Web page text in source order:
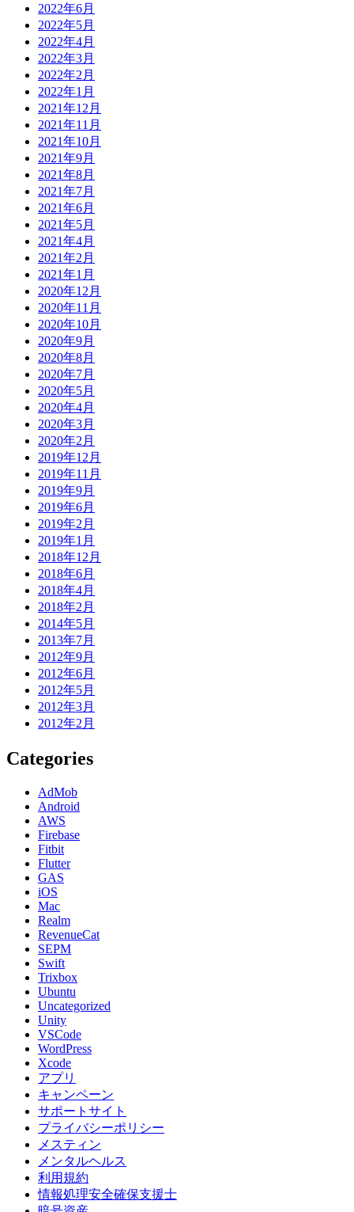
2022年6月
2022年5月
2022年4月
2022年3月
2022年2月
2022年1月
2021年12月
2021年11月
2021年10月
2021年9月
2021年8月
2021年7月
2021年6月
2021年5月
2021年4月
2021年2月
2021年1月
2020年12月
2020年11月
2020年10月
2020年9月
2020年8月
2020年7月
2020年5月
2020年4月
2020年3月
2020年2月
2019年12月
2019年11月
2019年9月
2019年6月
2019年2月
2019年1月
2018年12月
2018年6月
2018年4月
2018年2月
2014年5月
2013年7月
2012年9月
2012年6月
2012年5月
2012年3月
2012年2月
Categories
AdMob
Android
AWS
Firebase
Fitbit
Flutter
GAS
iOS
Mac
Realm
RevenueCat
SEPM
Swift
Trixbox
Ubuntu
Uncategorized
Unity
VSCode
WordPress
Xcode
アプリ
キャンペーン
サポートサイト
プライバシーポリシー
メスティン
メンタルヘルス
利用規約
情報処理安全確保支援士